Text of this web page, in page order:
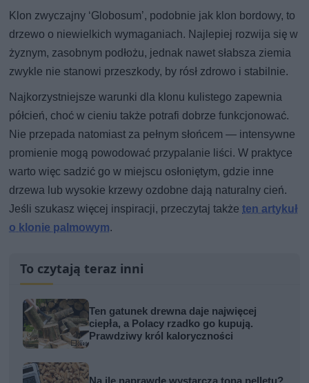
Klon zwyczajny ‘Globosum’, podobnie jak klon bordowy, to
drzewo o niewielkich wymaganiach. Najlepiej rozwija się w
żyznym, zasobnym podłożu, jednak nawet słabsza ziemia
zwykle nie stanowi przeszkody, by rósł zdrowo i stabilnie.
Najkorzystniejsze warunki dla klonu kulistego zapewnia
półcień, choć w cieniu także potrafi dobrze funkcjonować.
Nie przepada natomiast za pełnym słońcem — intensywne
promienie mogą powodować przypalanie liści. W praktyce
warto więc sadzić go w miejscu osłoniętym, gdzie inne
drzewa lub wysokie krzewy ozdobne dają naturalny cień.
Jeśli szukasz więcej inspiracji, przeczytaj takżeten artykuł
o klonie palmowym.
To czytają teraz inni
Ten gatunek drewna daje najwięcej
ciepła, a Polacy rzadko go kupują.
Prawdziwy król kaloryczności